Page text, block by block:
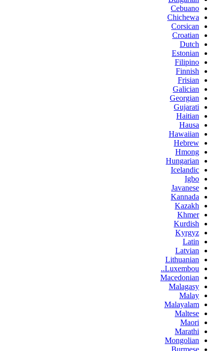
Cebuano
Chichewa
Corsican
Croatian
Dutch
Estonian
Filipino
Finnish
Frisian
Galician
Georgian
Gujarati
Haitian
Hausa
Hawaiian
Hebrew
Hmong
Hungarian
Icelandic
Igbo
Javanese
Kannada
Kazakh
Khmer
Kurdish
Kyrgyz
Latin
Latvian
Lithuanian
Luxembou..
Macedonian
Malagasy
Malay
Malayalam
Maltese
Maori
Marathi
Mongolian
Burmese